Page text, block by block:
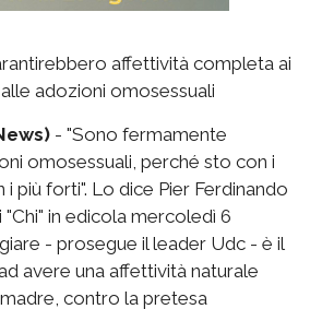
affettività completa ai
adozioni omosessuali
- "Sono fermamente
omosessuali, perché sto con i
più forti". Lo dice Pier Ferdinando
"Chi" in edicola mercoledì 6
- prosegue il leader Udc - è il
avere una affettività naturale
contro la pretesa